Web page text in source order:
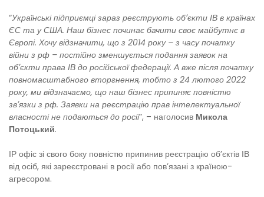
“Українські підприємці зараз реєструють обʼєкти ІВ в країнах
ЄС та у США. Наш бізнес починає бачити своє майбутнє в
Європі. Хочу відзначити, що з 2014 року – з часу початку
війни з рф – постійно зменшується подання заявок на
обʼєкти права ІВ до російської федерації. А вже після початку
повномасштабного вторгнення, тобто з 24 лютого 2022
року, ми відзначаємо, що наш бізнес припиняє повністю
звʼязки з рф. Заявки на реєстрацію прав інтелектуальної
власності не подаються до росії”, – наголосив Микола
Потоцький.
ІР офіс зі свого боку повністю припинив реєстрацію обʼєктів ІВ
від осіб, які зареєстровані в росії або повʼязані з країною-
агресором.